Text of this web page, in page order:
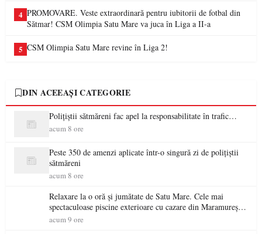
4 PROMOVARE. Veste extraordinară pentru iubitorii de fotbal din
Sătmar! CSM Olimpia Satu Mare va juca în Liga a II-a
5 CSM Olimpia Satu Mare revine în Liga 2!
DIN ACEEAȘI CATEGORIE
Polițiștii sătmăreni fac apel la responsabilitate în trafic…
acum 8 ore
Peste 350 de amenzi aplicate într-o singură zi de polițiștii
sătmăreni
acum 8 ore
Relaxare la o oră și jumătate de Satu Mare. Cele mai
spectaculoase piscine exterioare cu cazare din Maramureș,
ideale pentru o escapadă de vară
acum 9 ore